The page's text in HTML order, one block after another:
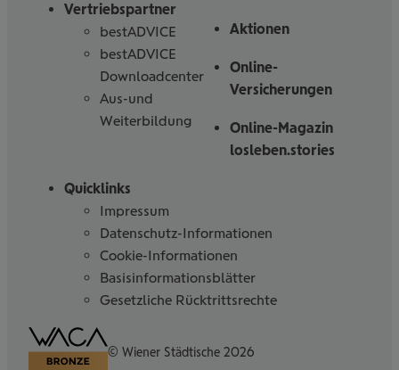
Vertriebspartner
bestADVICE
bestADVICE
Downloadcenter
Aus-und
Weiterbildung
Aktionen
Online-
Versicherungen
Online-Magazin
losleben.stories
Quicklinks
Impressum
Datenschutz-Informationen
Cookie-Informationen
Basisinformationsblätter
Gesetzliche Rücktrittsrechte
Barrierefreiheitserklärung
© Wiener Städtische 2026